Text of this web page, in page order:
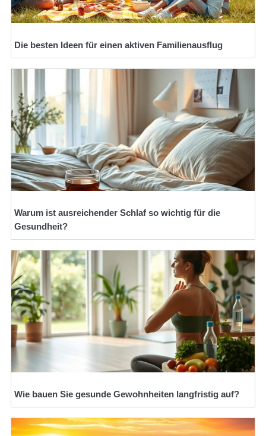
Die besten Ideen für einen aktiven Familienausflug
Warum ist ausreichender Schlaf so wichtig für die
Gesundheit?
Wie bauen Sie gesunde Gewohnheiten langfristig auf?